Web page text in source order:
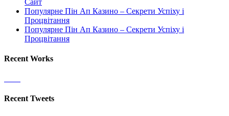
Популярне Пін Ап Казино – Секрети Успіху і
Процвітання
Популярне Пін Ап Казино – Секрети Успіху і
Процвітання
Recent Works
Recent Tweets